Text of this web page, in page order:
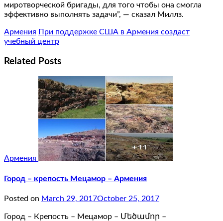
миротворческой бригады, для того чтобы она смогла
эффективно выполнять задачи”, — сказал Миллз.
Армения При поддержке США в Армения создаст
учебный центр
Related Posts
Армения
Город – крепость Мецамор – Армения
Posted on March 29, 2017October 25, 2017
Город – Крепость – Мецамор – Մեծամոր –